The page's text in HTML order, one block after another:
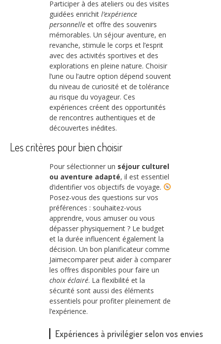
Participer à des ateliers ou des visites
guidées enrichit l’expérience
personnelle et offre des souvenirs
mémorables. Un séjour aventure, en
revanche, stimule le corps et l’esprit
avec des activités sportives et des
explorations en pleine nature. Choisir
l’une ou l’autre option dépend souvent
du niveau de curiosité et de tolérance
au risque du voyageur. Ces
expériences créent des opportunités
de rencontres authentiques et de
découvertes inédites.
Les critères pour bien choisir
Pour sélectionner un séjour culturel
ou aventure adapté, il est essentiel
d’identifier vos objectifs de voyage.
Posez-vous des questions sur vos
préférences : souhaitez-vous
apprendre, vous amuser ou vous
dépasser physiquement ? Le budget
et la durée influencent également la
décision. Un bon planificateur comme
Jaimecomparer peut aider à comparer
les offres disponibles pour faire un
choix éclairé. La flexibilité et la
sécurité sont aussi des éléments
essentiels pour profiter pleinement de
l’expérience.
Expériences à privilégier selon vos envies